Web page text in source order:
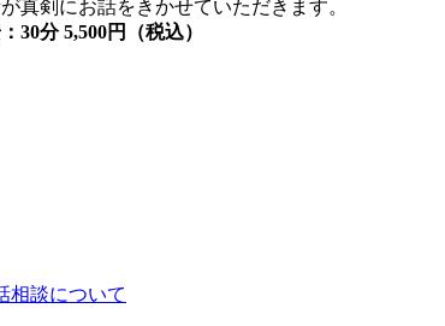
真剣にお話をきかせていただきます。
30分 5,500円（税込）
相談について